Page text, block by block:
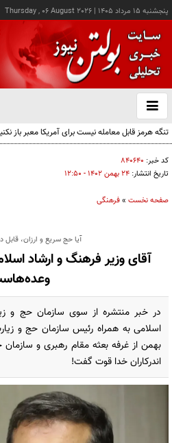
پنجشنبه ۱۵ مرداد ۱۴۰۵ |
Thursday , 06 August 2026
باز
و
تنگه هرمز قابل معامله نیست برای آمریکا معبر باز
کد خبر: ۸۴۰۶۴۰
تاریخ انتشار: ۲۴ بهمن ۱۴۰۲ - ۱۲:۵۰
صفحه نخست »فرهنگی
آیا حج سریع و ارزان،
آقای وزیر فرهنگ و ارشاد
در خبر منتشره از سوی سازمان حج و
بهمن از غرفه بعثه مقام رهبری و
اندرکاران خدا قوت گفت!